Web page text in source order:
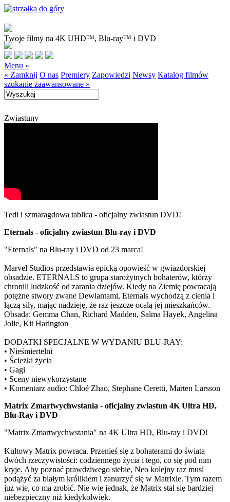
Twoje filmy na 4K UHD™, Blu-ray™ i DVD
Menu »
« Zamknij O nas Premiery Zapowiedzi Newsy Katalog filmów
szukanie zaawansowane »
Zwiastuny
Tedi i szmaragdowa tablica - oficjalny zwiastun DVD!
Eternals - oficjalny zwiastun Blu-ray i DVD
"Eternals" na Blu-ray i DVD od 23 marca!
Marvel Studios przedstawia epicką opowieść w gwiazdorskiej
obsadzie. ETERNALS to grupa starożytnych bohaterów, którzy
chronili ludzkość od zarania dziejów. Kiedy na Ziemię powracają
potężne stwory zwane Dewiantami, Eternals wychodzą z cienia i
łączą siły, mając nadzieję, że raz jeszcze ocalą jej mieszkańców.
Obsada: Gemma Chan, Richard Madden, Salma Hayek, Angelina
Jolie, Kit Harington
DODATKI SPECJALNE W WYDANIU BLU-RAY:
• Nieśmiertelni
• Ścieżki życia
• Gagi
• Sceny niewykorzystane
• Komentarz audio: Chloé Zhao, Stephane Ceretti, Marten Larsson
Matrix Zmartwychwstania - oficjalny zwiastun 4K Ultra HD,
Blu-Ray i DVD
"Matrix Zmartwychwstania" na 4K Ultra HD, Blu-ray i DVD!
Kultowy Matrix powraca. Przenieś się z bohaterami do świata
dwóch rzeczywistości: codziennego życia i tego, co się pod nim
kryje. Aby poznać prawdziwego siebie, Neo kolejny raz musi
podążyć za białym królikiem i zanurzyć się w Matrixie. Tym razem
już wie, co ma zrobić. Nie wie jednak, że Matrix stał się bardziej
niebezpieczny niż kiedykolwiek.